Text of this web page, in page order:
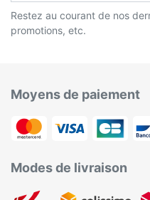
Restez au courant de nos
promotions, etc.
Moyens de paiement
Modes de livraison